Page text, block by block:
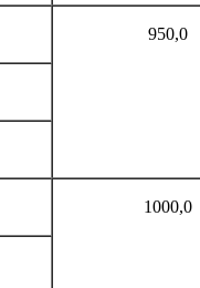
950,0
1000,0